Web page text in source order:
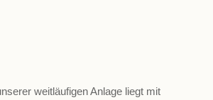
weitläufigen Anlage liegt mit